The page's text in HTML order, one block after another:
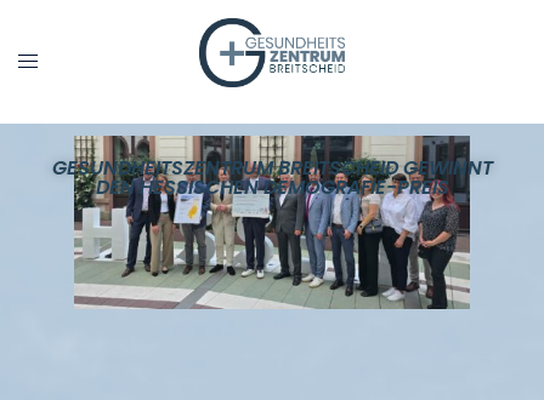
GESUNDHEITSZENTRUM BREITSCHEID GEWINNT
DEN HESSISCHEN DEMOGRAFIE-PREIS